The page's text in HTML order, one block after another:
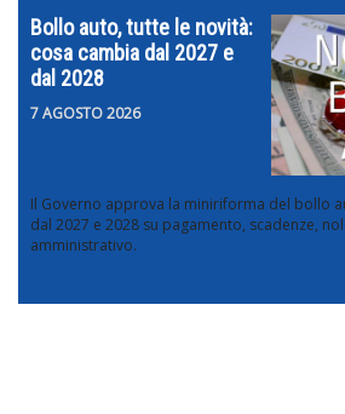
Bollo auto, tutte le novità:
cosa cambia dal 2027 e
dal 2028
7 AGOSTO 2026
Il Governo approva la miniriforma del bollo
dal 2027 e 2028 su pagamento, scadenze,
amministrativo.